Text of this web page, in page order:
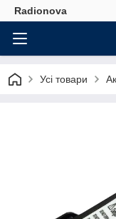
Radionova
Усі товари